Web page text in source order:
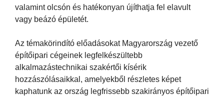
valamint olcsón és hatékonyan újíthatja fel elavult
vagy beázó épületét.
Az témakörindító előadásokat Magyarország vezető
építőipari cégeinek legfelkészültebb
alkalmazástechnikai szakértői kísérik
hozzászólásaikkal, amelyekből részletes képet
kaphatunk az ország legfrissebb szakirányos építőipari